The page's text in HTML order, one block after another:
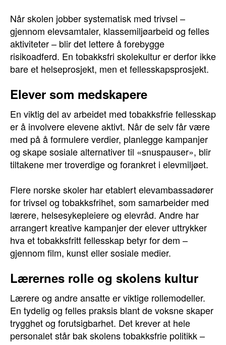
Når skolen jobber systematisk med trivsel –
gjennom elevsamtaler, klassemiljøarbeid og felles
aktiviteter – blir det lettere å forebygge
risikoadferd. En tobakksfri skolekultur er derfor ikke
bare et helseprosjekt, men et fellesskapsprosjekt.
Elever som medskapere
En viktig del av arbeidet med tobakksfrie fellesskap
er å involvere elevene aktivt. Når de selv får være
med på å formulere verdier, planlegge kampanjer
og skape sosiale alternativer til «snuspauser», blir
tiltakene mer troverdige og forankret i elevmiljøet.
Flere norske skoler har etablert elevambassadører
for trivsel og tobakksfrihet, som samarbeider med
lærere, helsesykepleiere og elevråd. Andre har
arrangert kreative kampanjer der elever uttrykker
hva et tobakksfritt fellesskap betyr for dem –
gjennom film, kunst eller sosiale medier.
Lærernes rolle og skolens kultur
Lærere og andre ansatte er viktige rollemodeller.
En tydelig og felles praksis blant de voksne skaper
trygghet og forutsigbarhet. Det krever at hele
personalet står bak skolens tobakksfrie politikk –